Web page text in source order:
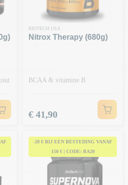
BIOTECH USA
Nitrox Therapy (680g)
BCAA & vitamine B
Prijs
€ 41,90
-20 € BIJ EEN BESTEDING VANAF
150 € | CODE: BA20